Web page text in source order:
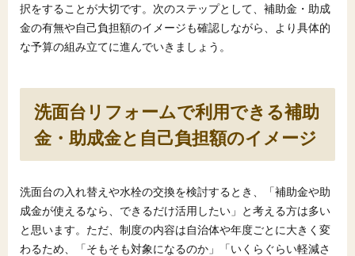
択をすることが大切です。次のステップとして、補助金・助成
金の有無や自己負担額のイメージも確認しながら、より具体的
な予算の組み立てに進んでいきましょう。
洗面台リフォームで利用できる補助
金・助成金と自己負担額のイメージ
洗面台の入れ替えや水栓の交換を検討するとき、「補助金や助
成金が使えるなら、できるだけ活用したい」と考える方は多い
と思います。ただ、制度の内容は自治体や年度ごとに大きく変
わるため、「そもそも対象になるのか」「いくらぐらい軽減さ